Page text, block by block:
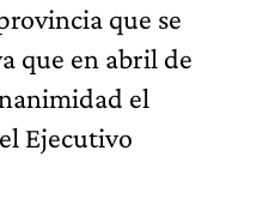
que se
que en abril de
el
Ejecutivo